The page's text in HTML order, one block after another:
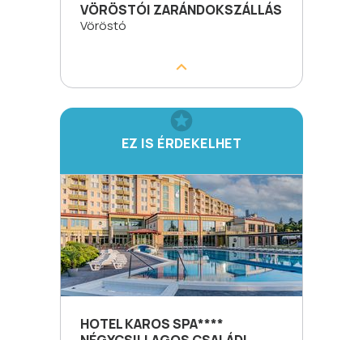
VÖRÖSTÓI ZARÁNDOKSZÁLLÁS
Vöröstó
EZ IS ÉRDEKELHET
HOTEL KAROS SPA****